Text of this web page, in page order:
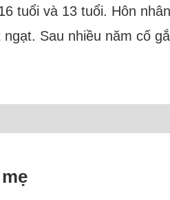
tuổi và 13 tuổi. Hôn
Sau nhiều năm cố